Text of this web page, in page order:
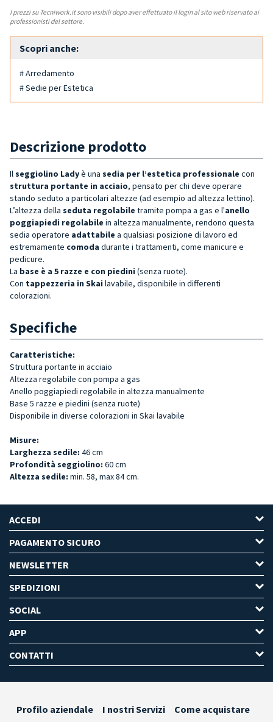
I prezzi su Tecniwork.it sono visibili dopo aver effettuato il login al sito web riservato ai
professionisti del settore.
Scopri anche:
# Arredamento
# Sedie per Estetica
Descrizione prodotto
Il seggiolino Ladyè una sedia per l’estetica professionale con
struttura portante in acciaio, pensato per chi deve operare
stando seduto a particolari altezze (ad esempio ad altezza lettino).
L’altezza della seduta regolabile tramite pompa a gas e l'anello
poggiapiedi regolabile in altezza manualmente, rendono questa
sedia operatore adattabile a qualsiasi posizione di lavoro ed
estremamente comoda durante i trattamenti, come manicure e
pedicure.
La base è a 5 razze e con piedini (senza ruote).
Con tappezzeria in Skai lavabile, disponibile in differenti
colorazioni.
Specifiche
Caratteristiche:
Struttura portante in acciaio
Altezza regolabile con pompa a gas
Anello poggiapiedi regolabile in altezza manualmente
Base 5 razze e piedini (senza ruote)
Disponibile in diverse colorazioni in Skai lavabile
Misure:
Larghezza sedile: 46 cm
Profondità seggiolino: 60 cm
Altezza sedile: min. 58, max 84 cm.
ACCEDI
PAGAMENTO SICURO
NEWSLETTER
SPEDIZIONI
SOCIAL
APP
CONTATTI
Profilo aziendale I nostri Servizi
Come acquistare